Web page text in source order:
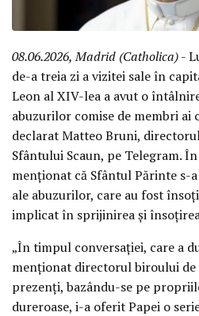
08.06.2026, Madrid (Catholica)-
de-a treia zi a vizitei sale în
Leon al XIV-lea a avut o
abuzurilor comise de membri ai
declarat Matteo Bruni,
Sfântului Scaun, pe Telegram.
menționat că Sfântul Părinte s-
ale abuzurilor, care au fost
implicat în sprijinirea și
„În timpul conversației, care a
menționat directorul biroului de
prezenți, bazându-se pe
dureroase, i-a oferit Papei o